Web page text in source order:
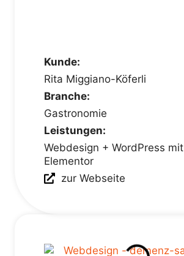
Kunde:
Rita Miggiano-Köferli
Branche:
Gastronomie
Leistungen:
Webdesign + WordPress mit
Elementor
zur Webseite